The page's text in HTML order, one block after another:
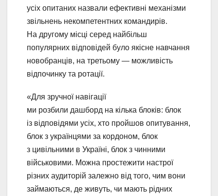
усіх опитаних назвали ефективні механізми
звільнень некомпетентних командирів.
На другому місці серед найбільш
популярних відповідей було якісне навчання
новобранців, на третьому — можливість
відпочинку та ротації.
«Для зручної навігації
ми розбили дашборд на кілька блоків: блок
із відповідями усіх, хто пройшов опитування,
блок з українцями за кордоном, блок
з цивільними в Україні, блок з чинними
військовими. Можна простежити настрої
різних аудиторій залежно від того, чим вони
займаються, де живуть, чи мають рідних